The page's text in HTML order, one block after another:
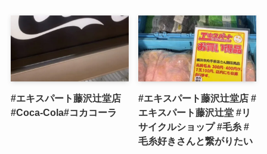
#エキスパート藤沢辻堂店
#Coca-Cola#コカコーラ
#エキスパート藤沢辻堂店 #
エキスパート藤沢辻堂 #リ
サイクルショップ #毛糸 #
毛糸好きさんと繋がりたい